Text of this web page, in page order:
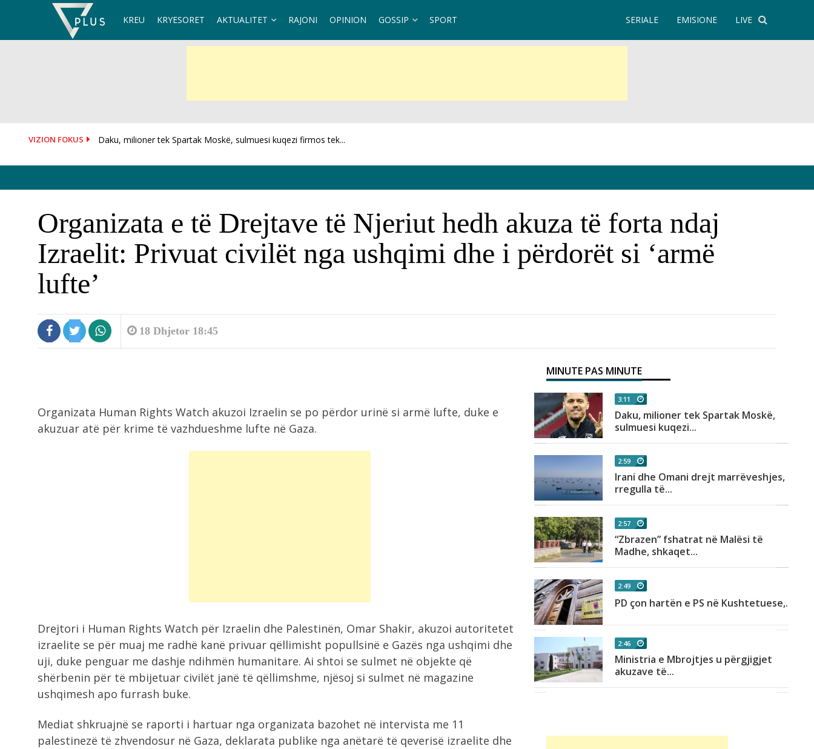
KREU KRYESORET AKTUALITET RAJONI OPINION GOSSIP SPORT LIVE
EMISIONE
SERIALE
VIZION FOKUS Irani dhe Omani drejt marrëveshjes, rregulla të reja për...
Organizata e të Drejtave të Njeriut hedh akuza të forta ndaj
Izraelit: Privuat civilët nga ushqimi dhe i përdorët si ‘armë
lufte’
18 Dhjetor 18:45
Organizata Human Rights Watch akuzoi Izraelin se po përdor urinë si armë lufte, duke e
akuzuar atë për krime të vazhdueshme lufte në Gaza.
Drejtori i Human Rights Watch për Izraelin dhe Palestinën, Omar Shakir, akuzoi autoritetet
izraelite se për muaj me radhë kanë privuar qëllimisht popullsinë e Gazës nga ushqimi dhe
uji, duke penguar me dashje ndihmën humanitare. Ai shtoi se sulmet në objekte që
shërbenin për të mbijetuar civilët janë të qëllimshme, njësoj si sulmet në magazine
ushqimesh apo furrash buke.
Mediat shkruajnë se raporti i hartuar nga organizata bazohet në intervista me 11
palestinezë të zhvendosur në Gaza, deklarata publike nga anëtarë të qeverisë izraelite dhe
MINUTE PAS MINUTE
Çfarë duhet të bëni nëse ju kafshon...
Rivlerësimi i pronës me taksë 5%,
Tatimet:...
Këshilli Bashkiak Maliq nis konsultimet
Miliona karkaleca “pushtojnë” jugun e
11:22
Dy të rinj rrezikojnë mbytjen pranë
ishujve...
3:11
Daku, milioner tek Spartak Moskë,
sulmuesi kuqezi...
2:59
Irani dhe Omani drejt marrëveshjes,
rregulla të...
2:57
“Zbrazen” fshatrat në Malësi të
Madhe, shkaqet...
2:49
PD çon hartën e PS në Kushtetuese,...
2:46
Ministria e Mbrojtjes u përgjigjet
akuzave të...